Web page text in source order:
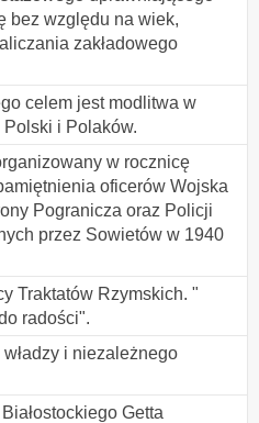
bez względu na wiek,
zakładowego
celem jest modlitwa w
i Polaków.
w rocznicę
oficerów Wojska
Pogranicza oraz Policji
przez Sowietów w 1940
Traktatów Rzymskich. "
radości".
i niezależnego
Getta